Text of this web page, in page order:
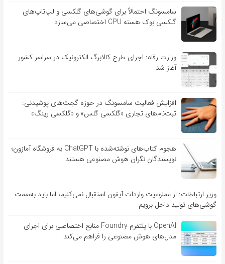
سامسونگ احتمالاً برای گوشی‌های گلکسی و لپ‌تاپ‌های
گلکسی بوک هسته CPU اختصاصی می‌سازد
وزارت رفاه: اجرای طرح کالابرگ الکترونیک در سراسر کشور
آغاز شد
افزایش فعالیت سامسونگ در حوزه گجت‌های پوشیدنی:
ثبت‌نام‌های تجاری «گلکسی گلس» و «گلکسی رینگ»
هجوم کتاب‌های نوشته‌شده با ChatGPT به فروشگاه آمازون؛
نویسندگان نگران هوش مصنوعی هستند
وزیر ارتباطات: از ممنوعیت واردات آیفون استقبال نمی‌کنیم، اما باید به‌سمت
گوشی‌های تولید داخل برویم
OpenAI با پلتفرم Foundry منابع اختصاصی برای اجرای
مدل‌های هوش مصنوعی را فراهم می‌کند